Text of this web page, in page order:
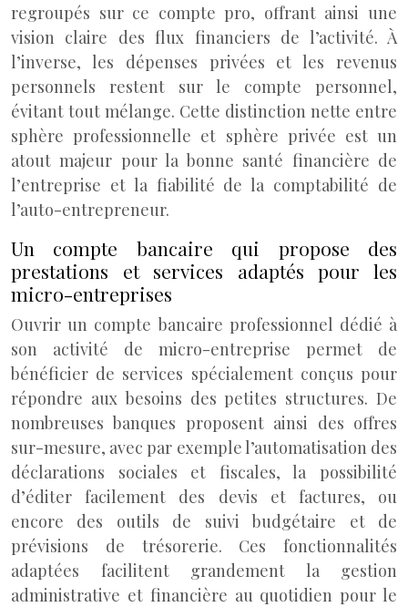
regroupés sur ce compte pro, offrant ainsi une
vision claire des flux financiers de l’activité. À
l’inverse, les dépenses privées et les revenus
personnels restent sur le compte personnel,
évitant tout mélange. Cette distinction nette entre
sphère professionnelle et sphère privée est un
atout majeur pour la bonne santé financière de
l’entreprise et la fiabilité de la comptabilité de
l’auto-entrepreneur.
Un compte bancaire qui propose des
prestations et services adaptés pour les
micro-entreprises
Ouvrir un compte bancaire professionnel dédié à
son activité de micro-entreprise permet de
bénéficier de services spécialement conçus pour
répondre aux besoins des petites structures. De
nombreuses banques proposent ainsi des offres
sur-mesure, avec par exemple l’automatisation des
déclarations sociales et fiscales, la possibilité
d’éditer facilement des devis et factures, ou
encore des outils de suivi budgétaire et de
prévisions de trésorerie. Ces fonctionnalités
adaptées facilitent grandement la gestion
administrative et financière au quotidien pour le